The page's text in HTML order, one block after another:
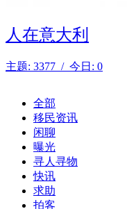
人在意大利
主题: 3377 / 今日: 0
全部
移民资讯
闲聊
曝光
寻人寻物
快讯
求助
拍客